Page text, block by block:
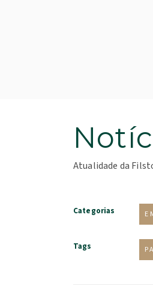
Atualidade da
Categorias
Tags